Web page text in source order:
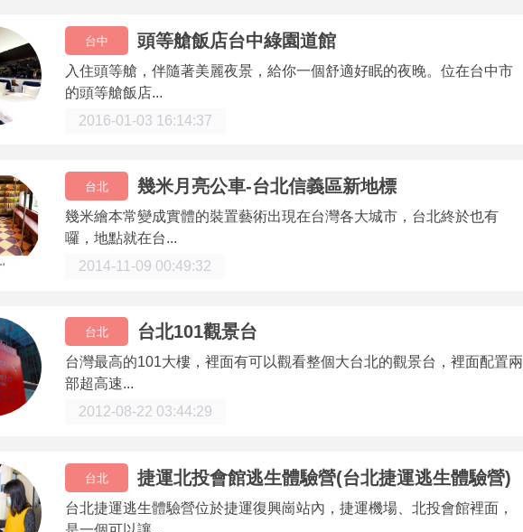
台中 頭等艙飯店台中綠園道館
入住頭等艙，伴隨著美麗夜景，給你一個舒適好眠的夜晚。位在台中市
的頭等艙飯店...
2016-01-03 16:14:37
台北 幾米月亮公車-台北信義區新地標
幾米繪本常變成實體的裝置藝術出現在台灣各大城市，台北終於也有
囉，地點就在台...
2014-11-09 00:49:32
台北 台北101觀景台
台灣最高的101大樓，裡面有可以觀看整個大台北的觀景台，裡面配置兩
部超高速...
2012-08-22 03:44:29
台北 捷運北投會館逃生體驗營(台北捷運逃生體驗營)
台北捷運逃生體驗營位於捷運復興崗站內，捷運機場、北投會館裡面，